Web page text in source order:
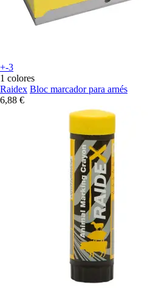
+-3
1 colores
Raidex Bloc marcador para arnés
6,88 €